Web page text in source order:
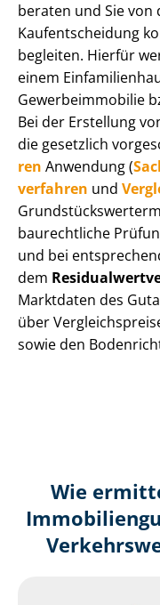
beraten und Sie von
Kauf­ent­schei­dung
begleiten. Hierfür
einem
Ge­wer­be­im­mo­bi­lie
Bei der Erstellung
die gesetzlich
ren Anwendung (
ver­fah­ren und
baurechtliche
und bei
dem
Marktdaten des
über
sowie den
Wie